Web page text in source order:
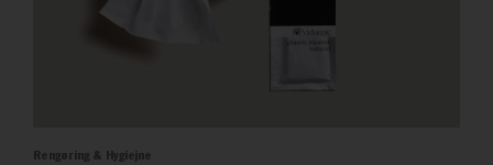
Rengøring & Hygiejne